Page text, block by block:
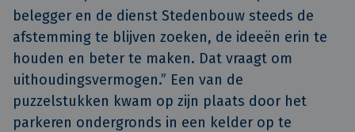
belegger en de dienst Stedenbouw steeds de
afstemming te blijven zoeken, de ideeën erin te
houden en beter te maken. Dat vraagt om
uithoudingsvermogen.” Een van de
puzzelstukken kwam op zijn plaats door het
parkeren ondergronds in een kelder op te